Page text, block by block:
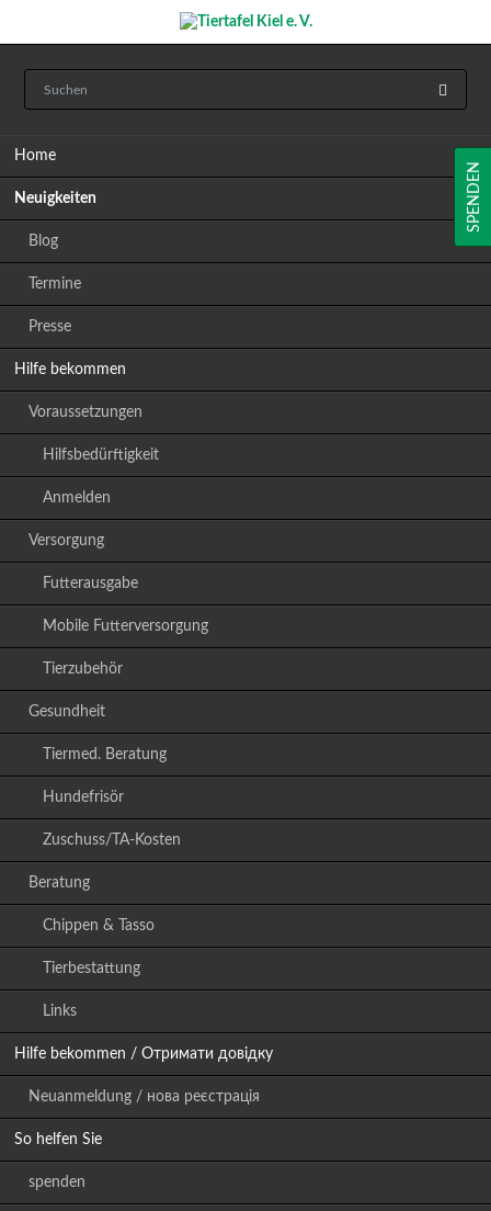
Home
Neuigkeiten
Blog
Termine
Presse
Hilfe bekommen
Voraussetzungen
Hilfsbedürftigkeit
Anmelden
Versorgung
Futterausgabe
Mobile Futterversorgung
Tierzubehör
Gesundheit
Tiermed. Beratung
Hundefrisör
Zuschuss/TA-Kosten
Beratung
Chippen & Tasso
Tierbestattung
Links
Hilfe bekommen / Отримати довідку
Neuanmeldung / нова реєстрація
So helfen Sie
spenden
SPENDEN